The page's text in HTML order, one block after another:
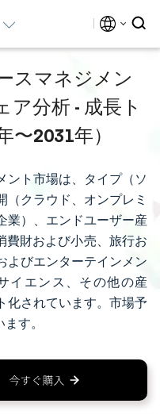
スマネジメン
ア分析 - 成長ト
2031年）
ント市場は、タイプ（ソ
（クラウド、オンプレミ
業）、エンドユーザー産
費財および小売、旅行お
よびエンターテインメン
イエンス、その他の産
化されています。市場予
す。